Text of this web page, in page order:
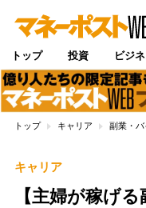
トップ 投資 ビジ
トップ キャリア 副業・バ
キャリア
【主婦が稼げ